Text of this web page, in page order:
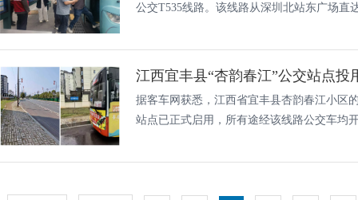
公交T535线路。该线路从深圳北站东广场直
江西宜丰县“杏韵春江”公交站点投
据客车网获悉，江西省宜丰县杏韵春江小区
站点已正式启用，所有途经该线路公交车均